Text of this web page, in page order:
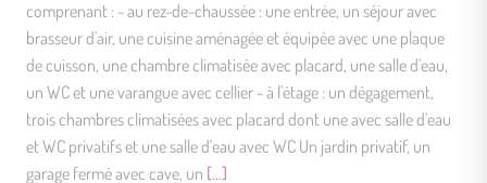
comprenant : - au rez-de-chaussée : une entrée, un séjour avec
brasseur d'air, une cuisine aménagée et équipée avec une plaque
de cuisson, une chambre climatisée avec placard, une salle d'eau,
un WC et une varangue avec cellier - à l'étage : un dégagement,
trois chambres climatisées avec placard dont une avec salle d'eau
et WC privatifs et une salle d'eau avec WC Un jardin privatif, un
garage fermé avec cave, un [...]